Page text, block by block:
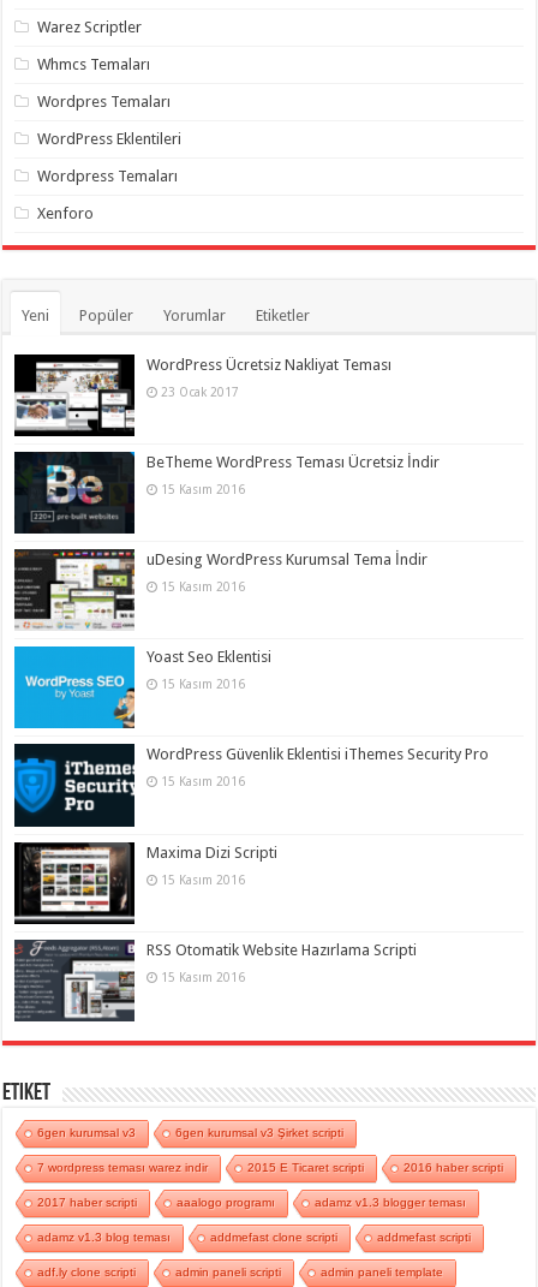
Warez Scriptler
Whmcs Temaları
Wordpres Temaları
WordPress Eklentileri
Wordpress Temaları
Xenforo
Yeni Popüler Yorumlar Etiketler
WordPress Ücretsiz Nakliyat Teması
23 Ocak 2017
BeTheme WordPress Teması Ücretsiz İndir
15 Kasım 2016
uDesing WordPress Kurumsal Tema İndir
15 Kasım 2016
Yoast Seo Eklentisi
15 Kasım 2016
WordPress Güvenlik Eklentisi iThemes Security Pro
15 Kasım 2016
Maxima Dizi Scripti
15 Kasım 2016
RSS Otomatik Website Hazırlama Scripti
15 Kasım 2016
Etiket
6gen kurumsal v3 6gen kurumsal v3 Şirket scripti
7 wordpress teması warez indir 2015 E Ticaret scripti 2016 haber scripti
2017 haber scripti aaalogo programı adamz v1.3 blogger teması
adamz v1.3 blog teması addmefast clone scripti addmefast scripti
adf.ly clone scripti admin paneli scripti admin paneli template